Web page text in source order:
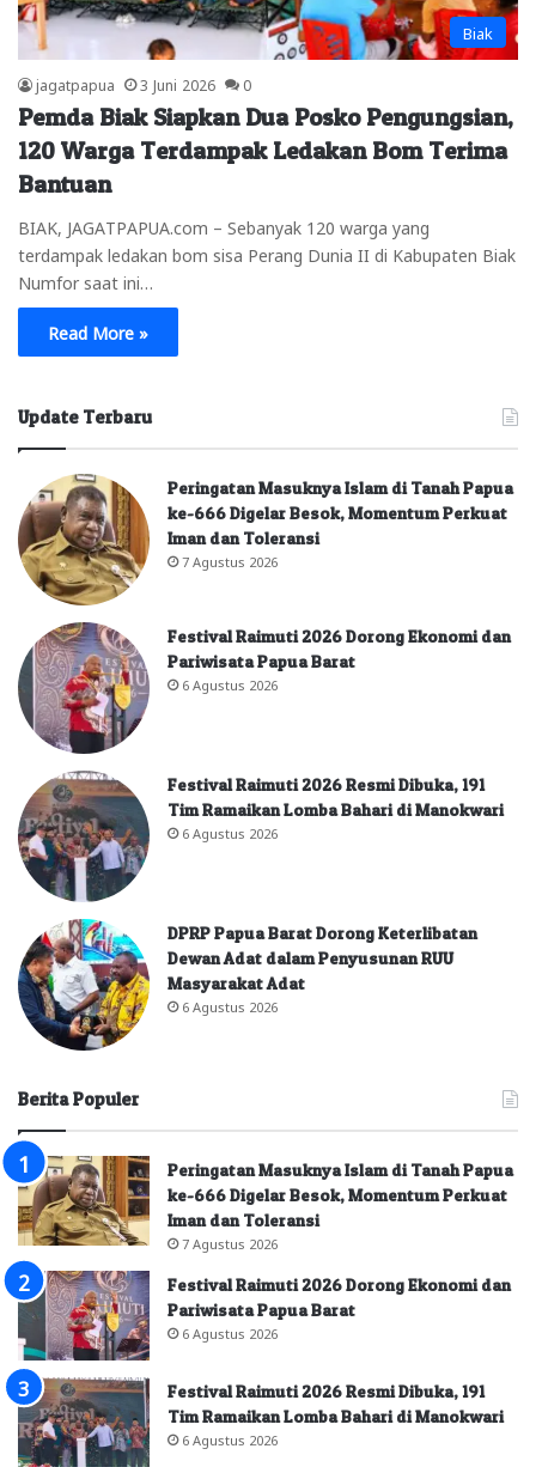
Biak
jagatpapua 3 Juni 2026 0
Pemda Biak Siapkan Dua Posko Pengungsian,
120 Warga Terdampak Ledakan Bom Terima
Bantuan
BIAK, JAGATPAPUA.com – Sebanyak 120 warga yang
terdampak ledakan bom sisa Perang Dunia II di Kabupaten Biak
Numfor saat ini…
Read More »
Update Terbaru
Peringatan Masuknya Islam di Tanah Papua
ke-666 Digelar Besok, Momentum Perkuat
Iman dan Toleransi
7 Agustus 2026
Festival Raimuti 2026 Dorong Ekonomi dan
Pariwisata Papua Barat
6 Agustus 2026
Festival Raimuti 2026 Resmi Dibuka, 191
Tim Ramaikan Lomba Bahari di Manokwari
6 Agustus 2026
DPRP Papua Barat Dorong Keterlibatan
Dewan Adat dalam Penyusunan RUU
Masyarakat Adat
6 Agustus 2026
Berita Populer
Peringatan Masuknya Islam di Tanah Papua
ke-666 Digelar Besok, Momentum Perkuat
Iman dan Toleransi
7 Agustus 2026
Festival Raimuti 2026 Dorong Ekonomi dan
Pariwisata Papua Barat
6 Agustus 2026
Festival Raimuti 2026 Resmi Dibuka, 191
Tim Ramaikan Lomba Bahari di Manokwari
6 Agustus 2026